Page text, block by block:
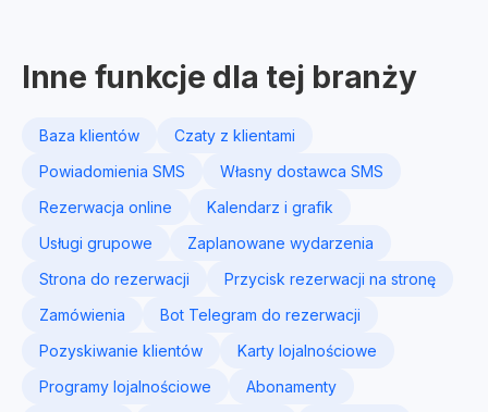
Inne funkcje dla tej branży
Baza klientów
Czaty z klientami
Powiadomienia SMS
Własny dostawca SMS
Rezerwacja online
Kalendarz i grafik
Usługi grupowe
Zaplanowane wydarzenia
Strona do rezerwacji
Przycisk rezerwacji na stronę
Zamówienia
Bot Telegram do rezerwacji
Pozyskiwanie klientów
Karty lojalnościowe
Programy lojalnościowe
Abonamenty